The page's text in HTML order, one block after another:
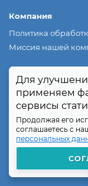
Для
применяем
сервисы
Продолжая его
соглашаетесь с
персональных
Компания
Политика
Миссия нашей
Каталог
Розетки и
Электрические
Кабеленесущие
Зарядные
Инженерная
Умный дом
Для
применяем
сервисы
Продолжая его
соглашаетесь с
персональных